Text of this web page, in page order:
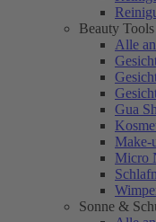
Beauty
Alle
Gua
Make-
Micro
Sonne &